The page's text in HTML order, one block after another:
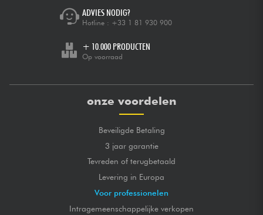
ADVIES NODIG?
Hotline : +33 1 81 930 900
+ 10.000 PRODUCTEN
Op voorraad
onze voordelen
Beveiligde Betaling
3 jaar garantie
Tevreden of terugbetaald
Levering in Europa
Voor professionelen
Intragemeenschappelijke verkopen